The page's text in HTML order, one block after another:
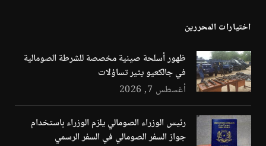
اختيارات المحررين
ظهور أسلحة صينية مخصصة للشرطة الصومالية
في جالكعيو يثير تساؤلات
أغسطس 7, 2026
رئيس الوزراء الصومالي يلزم الوزراء باستخدام
جواز السفر الصومالي في السفر الرسمي